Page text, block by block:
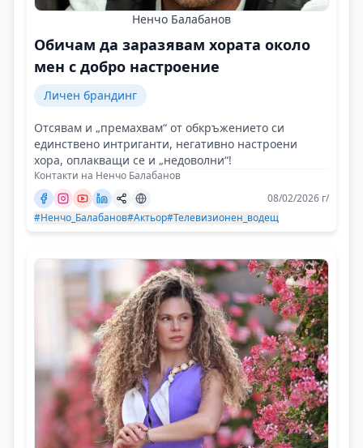
Ненчо Балабанов
Обичам да заразявам хората около
мен с добро настроение
Личен брандинг
Отсявам и „премахвам“ от обкръжението си
единствено интриганти, негативно настроени
хора, оплакващи се и „недоволни“!
Контакти на Ненчо Балабанов
08/02/2026 г/
#Ненчо_Балабанов#Актьор#Телевизионен_водещ